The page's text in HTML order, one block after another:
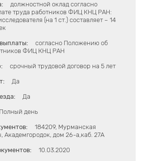
должностной оклад согласно
труда работников ФИЦ КНЦ РАН:
(на 1 ст.) составляет – 14
согласно Положению об
ФИЦ КНЦ РАН
срочный трудовой договор на 5 лет
Да
Да
Полный день
184209, Мурманская
Академгородок, дом 26-а,каб. 27А
10.03.2020